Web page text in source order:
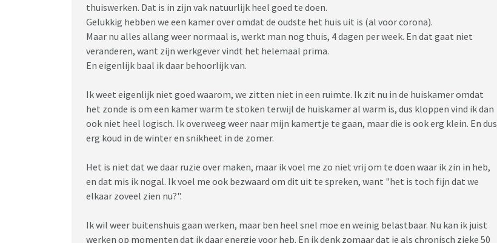
thuiswerken. Dat is in zijn vak natuurlijk heel goed te doen.
Gelukkig hebben we een kamer over omdat de oudste het huis uit is (al voor corona).
Maar nu alles allang weer normaal is, werkt man nog thuis, 4 dagen per week. En dat gaat niet
veranderen, want zijn werkgever vindt het helemaal prima.
En eigenlijk baal ik daar behoorlijk van.
Ik weet eigenlijk niet goed waarom, we zitten niet in een ruimte. Ik zit nu in de huiskamer omdat
het zonde is om een kamer warm te stoken terwijl de huiskamer al warm is, dus kloppen vind ik dan
ook niet heel logisch. Ik overweeg weer naar mijn kamertje te gaan, maar die is ook erg klein. En dus
erg koud in de winter en snikheet in de zomer.
Het is niet dat we daar ruzie over maken, maar ik voel me zo niet vrij om te doen waar ik zin in heb,
en dat mis ik nogal. Ik voel me ook bezwaard om dit uit te spreken, want "het is toch fijn dat we
elkaar zoveel zien nu?".
Ik wil weer buitenshuis gaan werken, maar ben heel snel moe en weinig belastbaar. Nu kan ik juist
werken op momenten dat ik daar energie voor heb. En ik denk zomaar dat je als chronisch zieke 50